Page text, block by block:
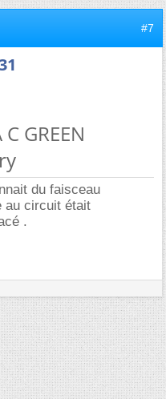
#7
GREEN
du faisceau
au circuit était
.